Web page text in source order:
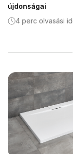
újdonságai
4 perc olvasási